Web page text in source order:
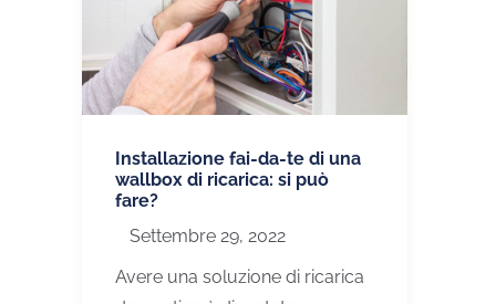
Installazione fai-da-te di una
wallbox di ricarica: si può
fare?
Settembre 29, 2022
Avere una soluzione di ricarica